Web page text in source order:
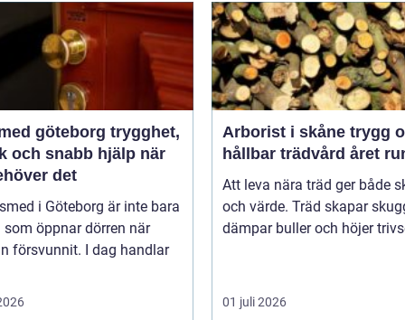
göteborg trygghet,
och snabb hjälp när
det
i Göteborg är inte bara
som öppnar dörren när
försvunnit. I dag handlar
Arborist i skåne trygg och
hållbar trädvård året
Att leva nära träd ger både
och värde. Träd skapar
dämpar buller och höjer
01 juli 2026